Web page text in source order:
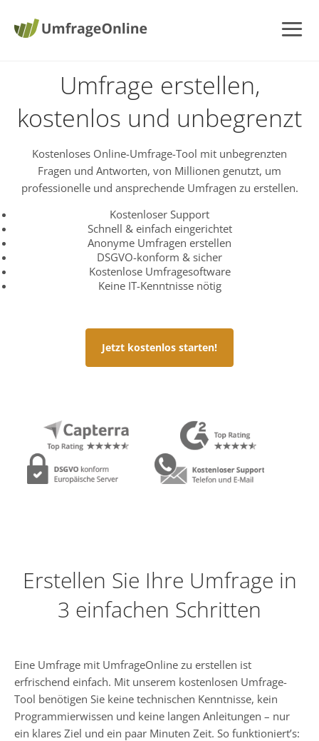
Umfrage erstellen,
kostenlos und unbegrenzt
Kostenloses Online-Umfrage-Tool mit unbegrenzten
Fragen und Antworten, von Millionen genutzt, um
professionelle und ansprechende Umfragen zu erstellen.
Kostenloser Support
Schnell & einfach eingerichtet
Anonyme Umfragen erstellen
DSGVO-konform & sicher
Kostenlose Umfragesoftware
Keine IT-Kenntnisse nötig
Jetzt kostenlos starten!
Erstellen Sie Ihre Umfrage in
3 einfachen Schritten
Eine Umfrage mit UmfrageOnline zu erstellen ist
erfrischend einfach. Mit unserem kostenlosen Umfrage-
Tool benötigen Sie keine technischen Kenntnisse, kein
Programmierwissen und keine langen Anleitungen – nur
ein klares Ziel und ein paar Minuten Zeit. So funktioniert’s: